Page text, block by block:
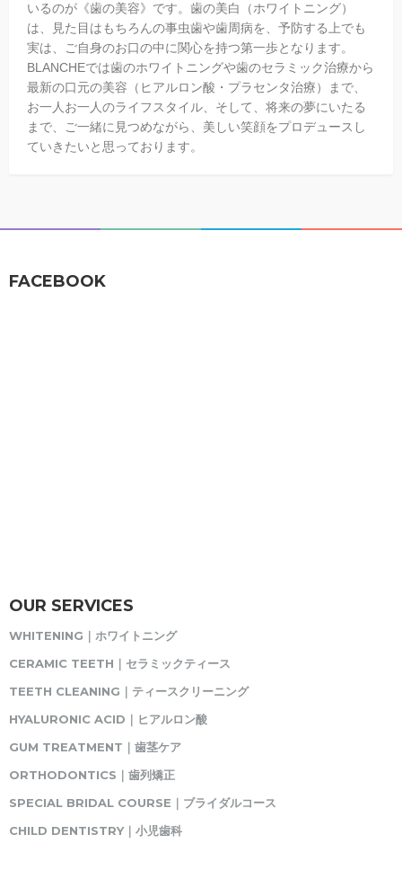
いるのが《歯の美容》です。歯の美白（ホワイトニング）
は、見た目はもちろんの事虫歯や歯周病を、予防する上でも
実は、ご自身のお口の中に関心を持つ第一歩となります。
BLANCHEでは歯のホワイトニングや歯のセラミック治療から
最新の口元の美容（ヒアルロン酸・プラセンタ治療）まで、
お一人お一人のライフスタイル、そして、将来の夢にいたる
まで、ご一緒に見つめながら、美しい笑顔をプロデュースし
ていきたいと思っております。
FACEBOOK
OUR SERVICES
WHITENING｜ホワイトニング
CERAMIC TEETH｜セラミックティース
TEETH CLEANING｜ティースクリーニング
HYALURONIC ACID｜ヒアルロン酸
GUM TREATMENT｜歯茎ケア
ORTHODONTICS｜歯列矯正
SPECIAL BRIDAL COURSE｜ブライダルコース
CHILD DENTISTRY｜小児歯科